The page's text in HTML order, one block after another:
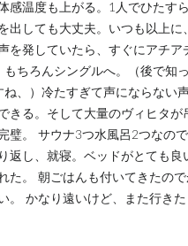
感温度も上がる。1人でひたす
出しても大丈夫。いつも以上に
を発していたら、すぐにアチア
もちろんシングルへ。（後で知
、）冷たすぎて声にならない
きる。そして大量のヴィヒタが
璧。 サウナ3つ水風呂2つなの
返し、就寝。ベッドがとても良
た。 朝ごはんも付いてきたの
。 かなり遠いけど、また行き